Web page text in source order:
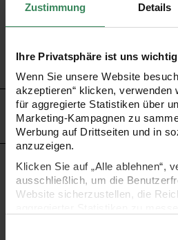
Zustimmung Details
Ihre Privatsphäre ist uns wichtig
Wenn Sie unsere Website
akzeptieren“ klicken, verwenden
für aggregierte Statistiken über
Marketing-Kampagnen zu
Werbung auf Drittseiten und in
anzuzeigen.
Klicken Sie auf „Alle ablehnen“,
ausschließlich, um die
Website sicherzustellen, die
verschiedene Größen zur
HERSTELLER
KOSTENLOSE